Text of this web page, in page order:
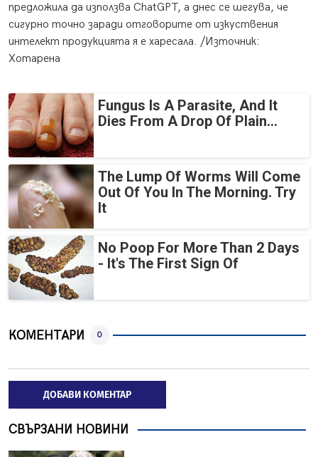
предложила да използва ChatGPT, а днес се шегува, че
сигурно точно заради отговорите от изкуствения
интелект продукцията я е харесала. /Източник:
Хотарена
Fungus Is A Parasite, And It
Dies From A Drop Of Plain...
The Lump Of Worms Will Come
Out Of You In The Morning. Try
It
No Poop For More Than 2 Days
- It's The First Sign Of
КОМЕНТАРИ 0
ДОБАВИ КОМЕНТАР
СВЪРЗАНИ НОВИНИ